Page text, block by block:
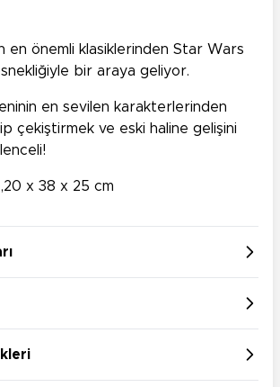
en önemli klasiklerinden Star Wars
bir araya geliyor.
en sevilen karakterlerinden
çekiştirmek ve eski haline gelişini
x 38 x 25 cm